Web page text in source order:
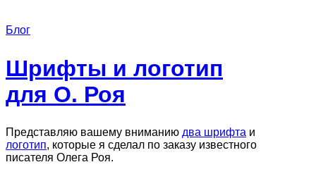
Блог
Шрифты и логотип
для О. Роя
Представляю вашему вниманию два шрифта и
логотип, которые я сделал по заказу известного
писателя Олега Роя.